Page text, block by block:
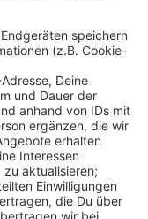
AWO. Auch der
beendet
Kinder
ins Wasser
seien die